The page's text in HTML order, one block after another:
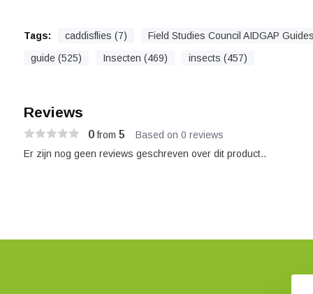
Tags: caddisflies (7) Field Studies Council AIDGAP
guide (525)
Insecten (469) insects (457)
Reviews
0from 5 Based on 0 reviews
Er zijn nog geen reviews geschreven over dit product..